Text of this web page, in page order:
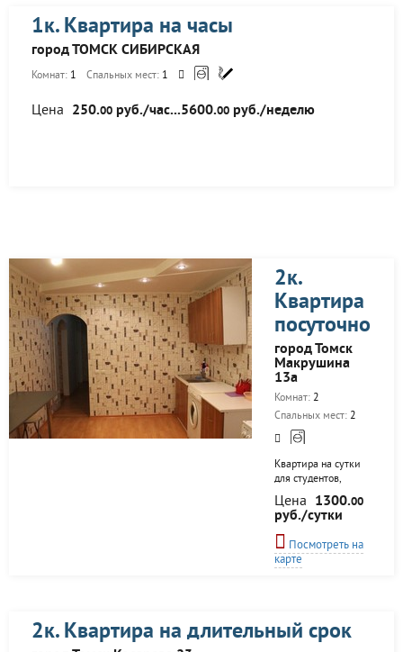
1к. Квартира на часы
город ТОМСК СИБИРСКАЯ
Комнат: 1 Спальных мест: 1
Цена 250.00 руб./час...5600.00 руб./неделю
2к.
Квартира
посуточно
город Томск
Макрушина
13а
Комнат: 2
Спальных мест: 2
Квартира на сутки
для студентов,
приезжих, пар.
Цена 1300.00
руб./сутки
Посмотреть на
карте
2к. Квартира на длительный срок